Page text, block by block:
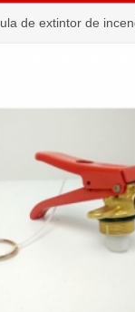
de extintor de